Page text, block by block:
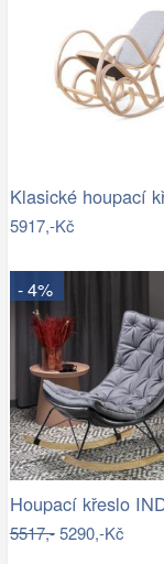
5917,-Kč
- 4%
5517,-5290,-Kč